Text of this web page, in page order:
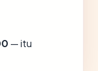
— itu